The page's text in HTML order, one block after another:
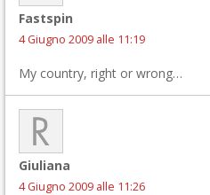
Fastspin
4 Giugno 2009 alle 11:19
My country, right or wrong…
Giuliana
4 Giugno 2009 alle 11:26